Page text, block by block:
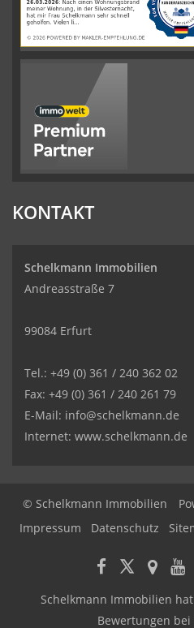
KONTAKT
Schelkmann Immobilien
Andreasstraße 7
99084 Erfurt
Tel.: +49 (0) 361 / 240 362 02
Fax: +49 (0) 361 / 240 261 79
E-Mail: info@schelkmann.de
Internet: www.schelkmann.de
© Schelkmann Immobilien
Impressum
Datenschutz
Schelkmann Immobilien hat
Bewertungen bei